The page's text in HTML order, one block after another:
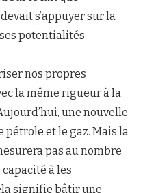
s’appuyer sur la
potentialités
nos propres
la même rigueur à la
une nouvelle
pétrole et le gaz. Mais la
pas au nombre
à les
signifie bâtir une